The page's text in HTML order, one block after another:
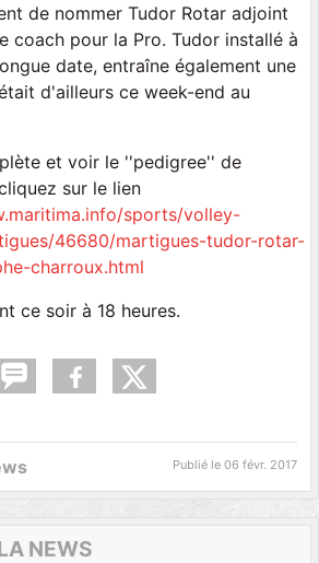
de nommer Tudor Rotar adjoint
coach pour la Pro. Tudor installé à
date, entraîne également une
d'ailleurs ce week-end au
et voir le ''pedigree'' de
sur le lien
sports/volley-
46680/martigues-tudor-rotar-
charroux.html
ce soir à 18 heures.
Publié le 06 févr. 2017
NEWS